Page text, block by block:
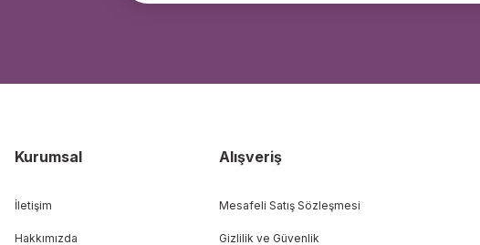
Kurumsal
İletişim
Hakkımızda
Alışveriş
Mesafeli Satış Sözleşmesi
Gizlilik ve Güvenlik